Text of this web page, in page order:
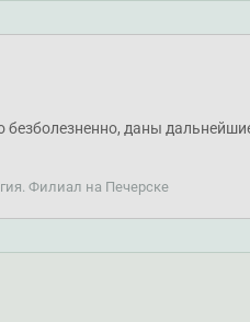
безболезненно, даны
Филиал на Печерске